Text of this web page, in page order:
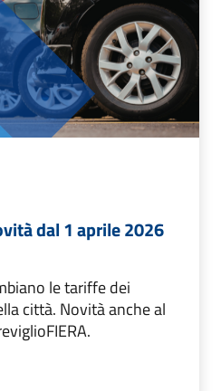
dal 1 aprile 2026
le tariffe dei
città. Novità anche al